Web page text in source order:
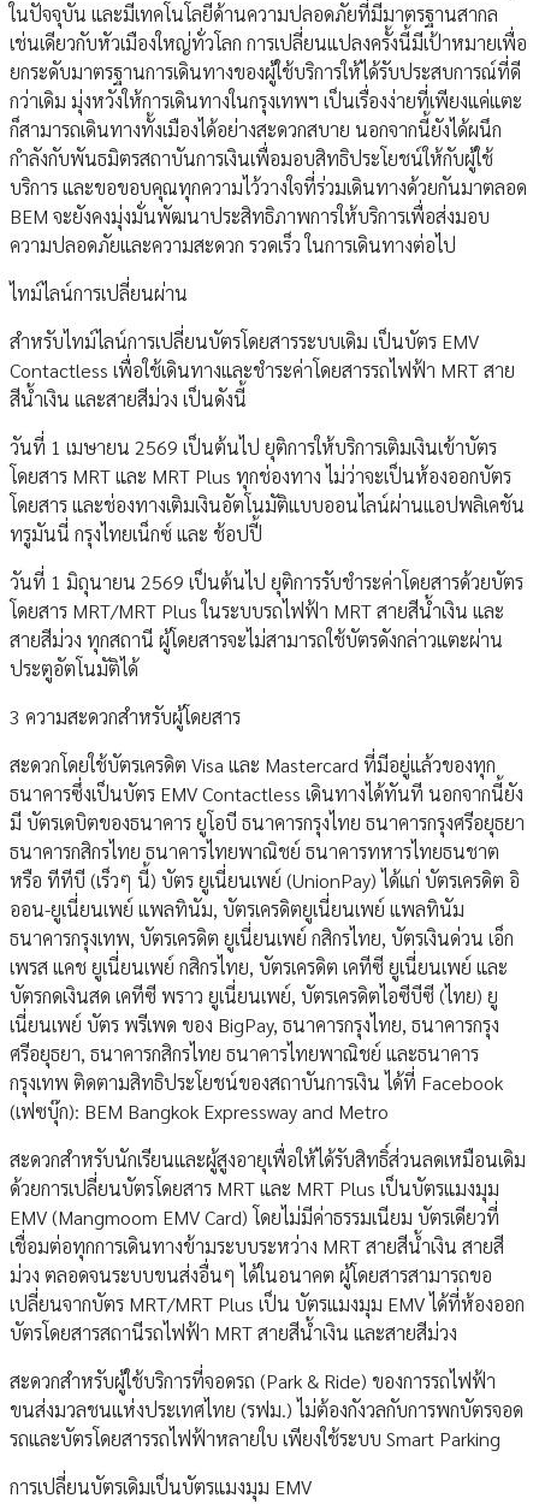
ในปัจจุบัน และมีเทคโนโลยีด้านความปลอดภัยที่มีมาตรฐานสากล
เช่นเดียวกับหัวเมืองใหญ่ทั่วโลก การเปลี่ยนแปลงครั้งนี้มีเป้าหมายเพื่อ
ยกระดับมาตรฐานการเดินทางของผู้ใช้บริการให้ได้รับประสบการณ์ที่ดี
กว่าเดิม มุ่งหวังให้การเดินทางในกรุงเทพฯ เป็นเรื่องง่ายที่เพียงแค่แตะ
ก็สามารถเดินทางทั้งเมืองได้อย่างสะดวกสบาย นอกจากนี้ยังได้ผนึก
กำลังกับพันธมิตรสถาบันการเงินเพื่อมอบสิทธิประโยชน์ให้กับผู้ใช้
บริการ และขอขอบคุณทุกความไว้วางใจที่ร่วมเดินทางด้วยกันมาตลอด
BEM จะยังคงมุ่งมั่นพัฒนาประสิทธิภาพการให้บริการเพื่อส่งมอบ
ความปลอดภัยและความสะดวก รวดเร็ว ในการเดินทางต่อไป
ไทม์ไลน์การเปลี่ยนผ่าน
สำหรับไทม์ไลน์การเปลี่ยนบัตรโดยสารระบบเดิม เป็นบัตร EMV
Contactless เพื่อใช้เดินทางและชำระค่าโดยสารรถไฟฟ้า MRT สาย
สีน้ำเงิน และสายสีม่วง เป็นดังนี้
วันที่ 1 เมษายน 2569 เป็นต้นไป ยุติการให้บริการเติมเงินเข้าบัตร
โดยสาร MRT และ MRT Plus ทุกช่องทาง ไม่ว่าจะเป็นห้องออกบัตร
โดยสาร และช่องทางเติมเงินอัตโนมัติแบบออนไลน์ผ่านแอปพลิเคชัน
ทรูมันนี่ กรุงไทยเน็กซ์ และ ช้อปปี้
วันที่ 1 มิถุนายน 2569 เป็นต้นไป ยุติการรับชำระค่าโดยสารด้วยบัตร
โดยสาร MRT/MRT Plus ในระบบรถไฟฟ้า MRT สายสีน้ำเงิน และ
สายสีม่วง ทุกสถานี ผู้โดยสารจะไม่สามารถใช้บัตรดังกล่าวแตะผ่าน
ประตูอัตโนมัติได้
3 ความสะดวกสำหรับผู้โดยสาร
สะดวกโดยใช้บัตรเครดิต Visa และ Mastercard ที่มีอยู่แล้วของทุก
ธนาคารซึ่งเป็นบัตร EMV Contactless เดินทางได้ทันที นอกจากนี้ยัง
มี บัตรเดบิตของธนาคาร ยูโอบี ธนาคารกรุงไทย ธนาคารกรุงศรีอยุธยา
ธนาคารกสิกรไทย ธนาคารไทยพาณิชย์ ธนาคารทหารไทยธนชาต
หรือ ทีทีบี (เร็วๆ นี้) บัตร ยูเนี่ยนเพย์ (UnionPay) ได้แก่ บัตรเครดิต อิ
ออน-ยูเนี่ยนเพย์ แพลทินัม, บัตรเครดิตยูเนี่ยนเพย์ แพลทินัม
ธนาคารกรุงเทพ, บัตรเครดิต ยูเนี่ยนเพย์ กสิกรไทย, บัตรเงินด่วน เอ็ก
เพรส แคช ยูเนี่ยนเพย์ กสิกรไทย, บัตรเครดิต เคทีซี ยูเนี่ยนเพย์ และ
บัตรกดเงินสด เคทีซี พราว ยูเนี่ยนเพย์, บัตรเครดิตไอซีบีซี (ไทย) ยู
เนี่ยนเพย์ บัตร พรีเพด ของ BigPay, ธนาคารกรุงไทย, ธนาคารกรุง
ศรีอยุธยา, ธนาคารกสิกรไทย ธนาคารไทยพาณิชย์ และธนาคาร
กรุงเทพ ติดตามสิทธิประโยชน์ของสถาบันการเงิน ได้ที่ Facebook
(เฟซบุ๊ก): BEM Bangkok Expressway and Metro
สะดวกสำหรับนักเรียนและผู้สูงอายุเพื่อให้ได้รับสิทธิ์ส่วนลดเหมือนเดิม
ด้วยการเปลี่ยนบัตรโดยสาร MRT และ MRT Plus เป็นบัตรแมงมุม
EMV (Mangmoom EMV Card) โดยไม่มีค่าธรรมเนียม บัตรเดียวที่
เชื่อมต่อทุกการเดินทางข้ามระบบระหว่าง MRT สายสีน้ำเงิน สายสี
ม่วง ตลอดจนระบบขนส่งอื่นๆ ได้ในอนาคต ผู้โดยสารสามารถขอ
เปลี่ยนจากบัตร MRT/MRT Plus เป็น บัตรแมงมุม EMV ได้ที่ห้องออก
บัตรโดยสารสถานีรถไฟฟ้า MRT สายสีน้ำเงิน และสายสีม่วง
สะดวกสำหรับผู้ใช้บริการที่จอดรถ (Park & Ride) ของการรถไฟฟ้า
ขนส่งมวลชนแห่งประเทศไทย (รฟม.) ไม่ต้องกังวลกับการพกบัตรจอด
รถและบัตรโดยสารรถไฟฟ้าหลายใบ เพียงใช้ระบบ Smart Parking
การเปลี่ยนบัตรเดิมเป็นบัตรแมงมุม EMV